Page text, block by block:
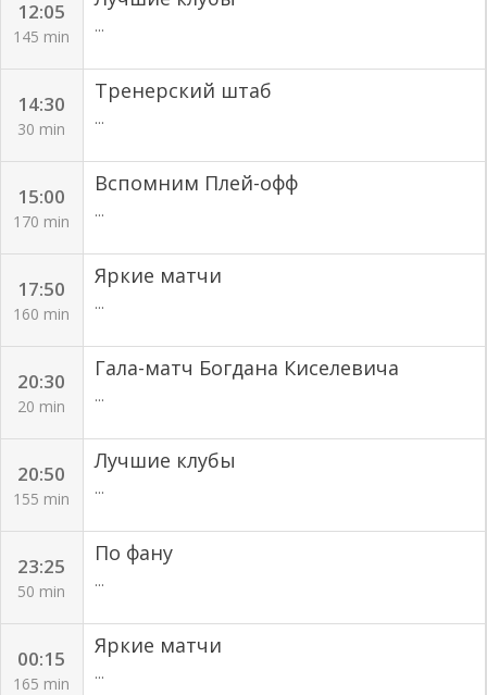
12:05
145 min
...
14:30
30 min
Тренерский штаб
...
15:00
170 min
Вспомним Плей-офф
...
17:50
160 min
Яркие матчи
...
20:30
20 min
Гала-матч Богдана Киселевича
...
20:50
155 min
Лучшие клубы
...
23:25
50 min
По фану
...
00:15
165 min
Яркие матчи
...